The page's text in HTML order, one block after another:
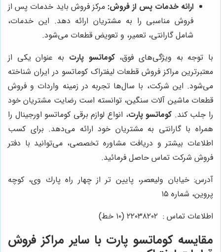
ارائه خدمات پس از فروش: مرکز فروش باید خدمات پس از
فروش مناسبی را به مشتریان ارائه دهد. این خدمات،
شامل گارانتی، تعمیر، و تعویض قطعات می‌شود.
با توجه به ویژگی‌های فوق،کوماتسو پارت به عنوان یکی از
معتبرترین مراکز فروش قطعات لیفتراک کوماتسو در ایران شناخته
می‌شود. این شرکت، با سال‌ها تجربه در زمینه واردات و فروش
قطعات ماشین آلات سنگین، توانسته است رضایت مشتریان خود
را جلب کند. کوماتسو پارت، انواع لوازم برقی کوماتسو اورجینال را
همراه با گارانتی به مشتریان خود ارائه می‌دهد. برای کسب
اطلاعات بیشتر و دریافت مشاوره تخصصی، می‌توانید با دفتر
فروش شرکت تماس حاصل فرمائید.
آدرس: خيابان وليعصر، پايين تر از چهار راه پارك وى، كوچه
پروين، شماره ١٥
اطلاعات تماس : ٢٢٠٣٨٢٠٢ (١٠ خط)
مقایسهکوماتسو پارت با سایر مراکز فروش